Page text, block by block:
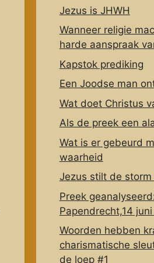
Jezus is JHWH
Wanneer religie
harde aanspraak
Kapstok prediking
Een Joodse man
Wat doet Christus
Als de preek een
Wat is er gebeurd
waarheid
Jezus stilt de storm
Preek
Papendrecht,14
Woorden hebben
charismatische
de loep #1